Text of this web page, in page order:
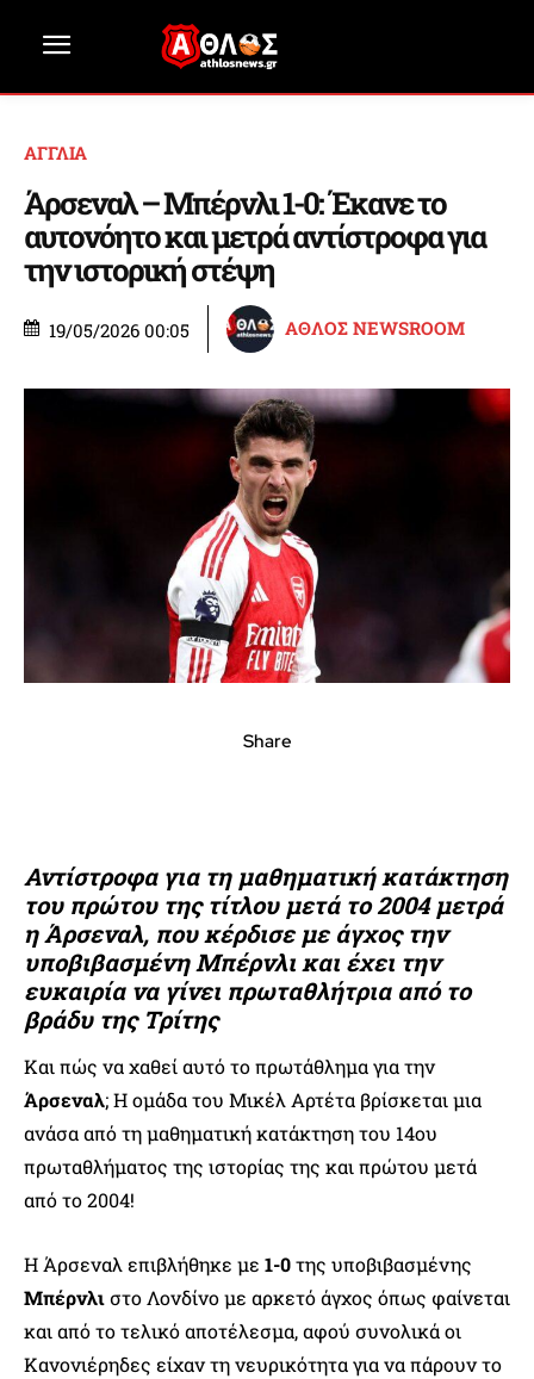
ΑΓΓΛΙΑ
Άρσεναλ – Μπέρνλι 1-0: Έκανε το
αυτονόητο και μετρά αντίστροφα για
την ιστορική στέψη
19/05/2026 00:05 ΑΘΛΟΣ NEWSROOM
Share
Αντίστροφα για τη μαθηματική κατάκτηση
του πρώτου της τίτλου μετά το 2004 μετρά
η Άρσεναλ, που κέρδισε με άγχος την
υποβιβασμένη Μπέρνλι και έχει την
ευκαιρία να γίνει πρωταθλήτρια από το
βράδυ της Τρίτης
Και πώς να χαθεί αυτό το πρωτάθλημα για την
Άρσεναλ; Η ομάδα του Μικέλ Αρτέτα βρίσκεται μια
ανάσα από τη μαθηματική κατάκτηση του 14ου
πρωταθλήματος της ιστορίας της και πρώτου μετά
από το 2004!
Η Άρσεναλ επιβλήθηκε με 1-0της υποβιβασμένης
Μπέρνλιστο Λονδίνο με αρκετό άγχος όπως φαίνεται
και από το τελικό αποτέλεσμα, αφού συνολικά οι
Κανονιέρηδες είχαν τη νευρικότητα για να πάρουν το